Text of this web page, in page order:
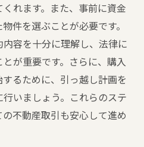
れます。また、事前に資金
件を選ぶことが必要です。
容を十分に理解し、法律に
が重要です。さらに、購入
るために、引っ越し計画を
いましょう。これらのステ
不動産取引も安心して進め